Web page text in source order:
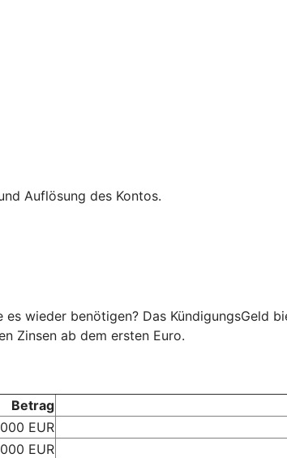
Auflösung des Kontos.
wieder benötigen? Das KündigungsGeld
Zinsen ab dem ersten Euro.
Betrag
EUR
EUR